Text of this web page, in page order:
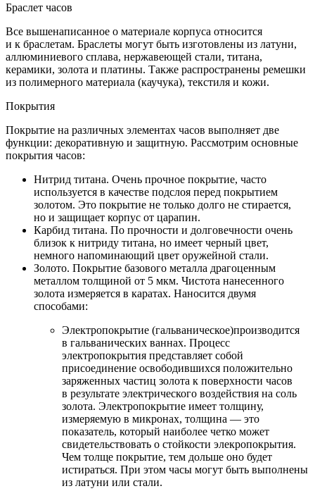
Браслет часов
Все вышенаписанное о материале корпуса относится
и к браслетам. Браслеты могут быть изготовлены из латуни,
аллюминиевого сплава, нержавеющей стали, титана,
керамики, золота и платины. Также распространены ремешки
из полимерного материала (каучука), текстиля и кожи.
Покрытия
Покрытие на различных элементах часов выполняет две
функции: декоративную и защитную. Рассмотрим основные
покрытия часов:
Нитрид титана. Очень прочное покрытие, часто
используется в качестве подслоя перед покрытием
золотом. Это покрытие не только долго не стирается,
но и защищает корпус от царапин.
Карбид титана. По прочности и долговечности очень
близок к нитриду титана, но имеет черный цвет,
немного напоминающий цвет оружейной стали.
Золото. Покрытие базового металла драгоценным
металлом толщиной от 5 мкм. Чистота нанесенного
золота измеряется в каратах. Наносится двумя
способами:
Электропокрытие (гальваническое)производится
в гальванических ваннах. Процесс
электропокрытия представляет собой
присоединение освободившихся положительно
заряженных частиц золота к поверхности часов
в результате электрического воздействия на соль
золота. Электропокрытие имеет толщину,
измеряемую в микронах, толщина — это
показатель, который наиболее четко может
свидетельствовать о стойкости элекропокрытия.
Чем толще покрытие, тем дольше оно будет
истираться. При этом часы могут быть выполнены
из латуни или стали.